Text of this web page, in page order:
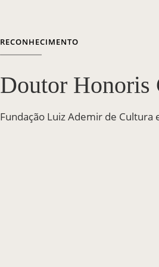
RECONHECIMENTO
Doutor Honoris
Fundação Luiz Ademir de Cultura